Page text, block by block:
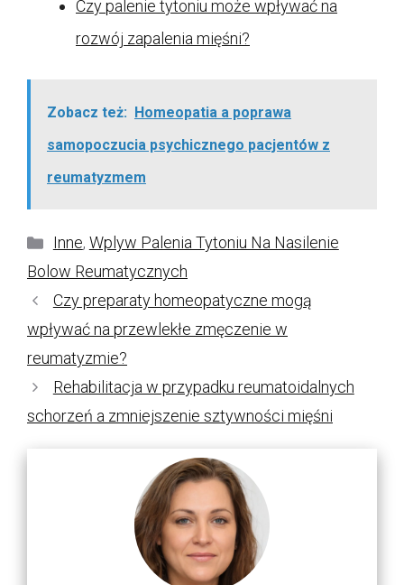
Czy palenie tytoniu może wpływać na
rozwój zapalenia mięśni?
Zobacz też: Homeopatia a poprawa
samopoczucia psychicznego pacjentów z
reumatyzmem
Kategorie
Inne, Wplyw Palenia Tytoniu Na Nasilenie
Bolow Reumatycznych
Czy preparaty homeopatyczne mogą
wpływać na przewlekłe zmęczenie w
reumatyzmie?
Rehabilitacja w przypadku reumatoidalnych
schorzeń a zmniejszenie sztywności mięśni